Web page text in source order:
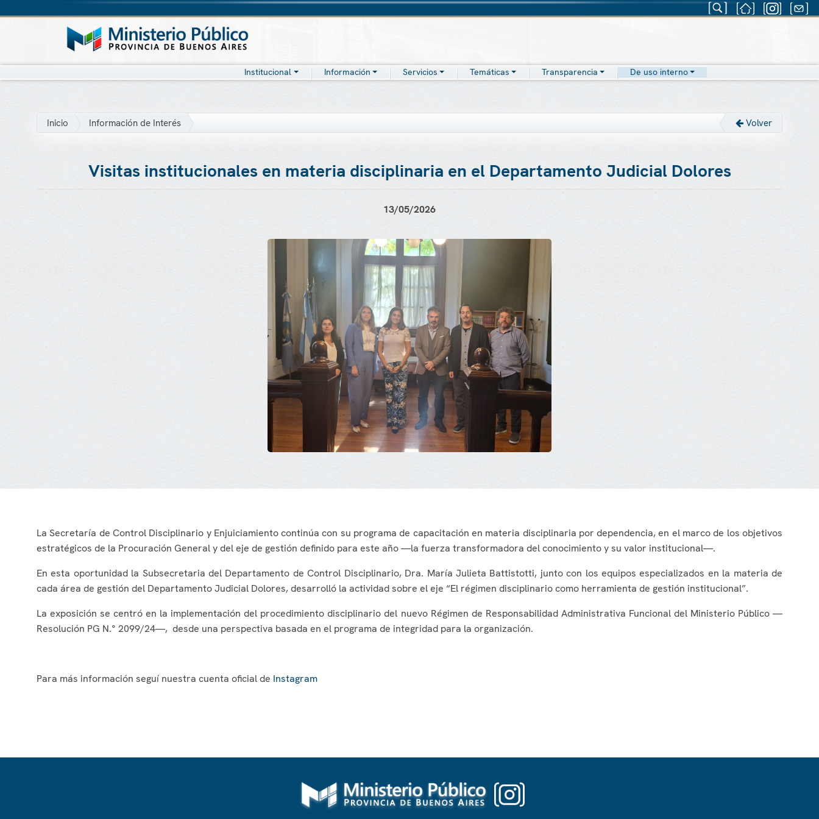
Institucional Información Servicios Temáticas Transparencia De uso interno
Inicio Información de Interés Volver
Visitas institucionales en materia disciplinaria en el Departamento Judicial Dolores
13/05/2026
La Secretaría de Control Disciplinario y Enjuiciamiento continúa con su programa de capacitación en materia disciplinaria por dependencia, en el marco de los objetivos
estratégicos de la Procuración General y del eje de gestión definido para este año —la fuerza transformadora del conocimiento y su valor institucional—.
En esta oportunidad la Subsecretaria del Departamento de Control Disciplinario, Dra. María Julieta Battistotti, junto con los equipos especializados en la materia de
cada área de gestión del Departamento Judicial Dolores, desarrolló la actividad sobre el eje “El régimen disciplinario como herramienta de gestión institucional”.
La exposición se centró en la implementación del procedimiento disciplinario del nuevo Régimen de Responsabilidad Administrativa Funcional del Ministerio Público —
Resolución PG N.° 2099/24—, desde una perspectiva basada en el programa de integridad para la organización.
Para más información seguí nuestra cuenta oficial de Instagram